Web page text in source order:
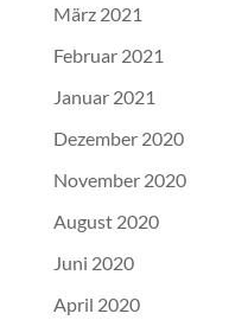
März 2021
Februar 2021
Januar 2021
Dezember 2020
November 2020
August 2020
Juni 2020
April 2020